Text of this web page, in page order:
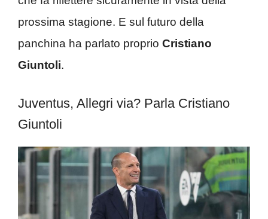
prossima stagione. E sul futuro della
panchina ha parlato proprio Cristiano
Giuntoli.
Juventus, Allegri via? Parla Cristiano
Giuntoli